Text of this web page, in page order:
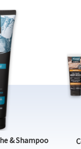
& Shampoo